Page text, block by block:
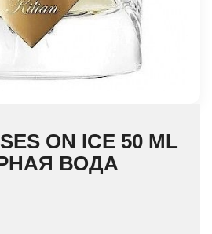
ON ICE 50 ML
ВОДА